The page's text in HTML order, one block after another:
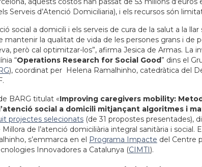
Serveis d’Atenció Domiciliaria), i els recursos són
social a domicili i els serveis de cura de la salut a la
mantenir la qualitat de vida de les persones grans i de
però cal optimitzar-los”, afirma Jesica de Armas. La
“Operations Research for Social Good” dins el
), coordinat per Helena Ramalhinho, catedràtica del
BARG titulat «Improving caregivers mobility:
social a domicili mitjançant algoritmes i
projectes selecionats (de 31 propostes presentades),
de l’atenció domiciliària integral sanitària i social.
s’emmarca en el Programa Impacte del Centre
Innovadores a Catalunya (CIMTI).